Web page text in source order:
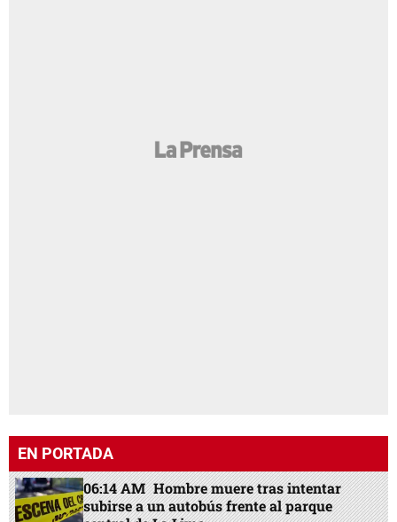
EN PORTADA
06:14 AM Hombre muere tras intentar
subirse a un autobús frente al parque